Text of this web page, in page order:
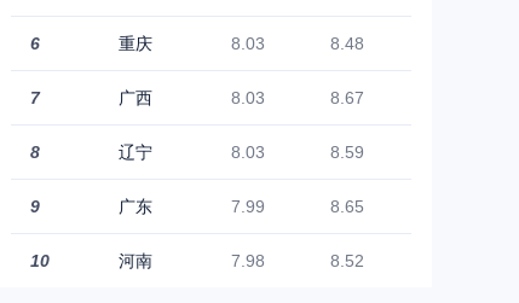
6 重庆 8.03 8.48
7 广西 8.03 8.67
8 辽宁 8.03 8.59
9 广东 7.99 8.65
10 河南 7.98 8.52